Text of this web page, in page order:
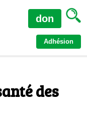
Adhésion
don
des